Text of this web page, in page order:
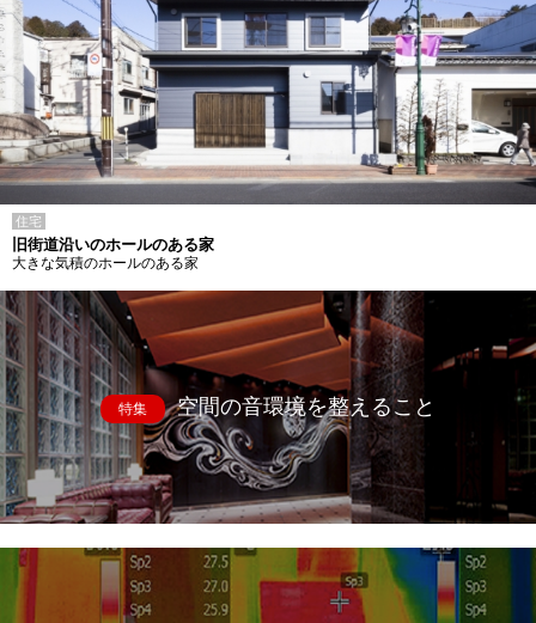
住宅
旧街道沿いのホールのある家
大きな気積のホールのある家
特集 空間の音環境を整えること